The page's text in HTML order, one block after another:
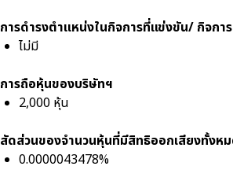
การดำรงตำแหน่งในกิจการที่แข่งขัน/ กิจกา
ไม่มี
การถือหุ้นของบริษัทฯ
2,000 หุ้น
สัดส่วนของจำนวนหุ้นที่มีสิทธิออกเสียงทั้งห
0.0000043478%